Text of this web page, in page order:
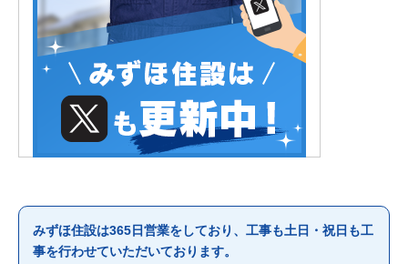
みずほ住設は365日営業をしており、工事も土日・祝日も工
事を行わせていただいております。